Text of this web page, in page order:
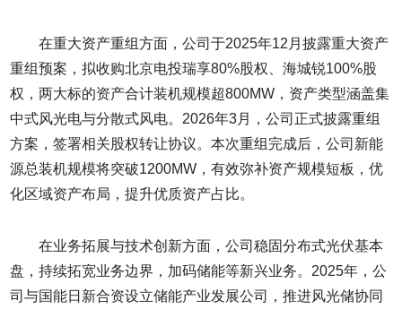
在重大资产重组方面，公司于2025年12月披露重大资产
重组预案，拟收购北京电投瑞享80%股权、海城锐100%股
权，两大标的资产合计装机规模超800MW，资产类型涵盖集
中式风光电与分散式风电。2026年3月，公司正式披露重组
方案，签署相关股权转让协议。本次重组完成后，公司新能
源总装机规模将突破1200MW，有效弥补资产规模短板，优
化区域资产布局，提升优质资产占比。
在业务拓展与技术创新方面，公司稳固分布式光伏基本
盘，持续拓宽业务边界，加码储能等新兴业务。2025年，公
司与国能日新合资设立储能产业发展公司，推进风光储协同